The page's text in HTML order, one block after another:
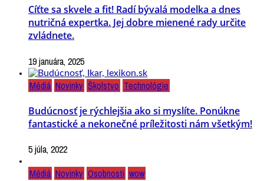
Cíťte sa skvele a fit! Radí bývalá modelka a dnes
nutričná expertka. Jej dobre mienené rady určite
zvládnete.
19 januára, 2025
Médiá Novinky Školstvo Technológie
Budúcnosť je rýchlejšia ako si myslíte. Ponúkne
fantastické a nekonečné príležitosti nám všetkým!
5 júla, 2022
Médiá Novinky Osobnosti wow